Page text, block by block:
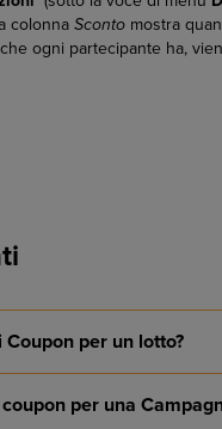
colonnaSconto mostra
ogni partecipante ha,
per un lotto?
per una